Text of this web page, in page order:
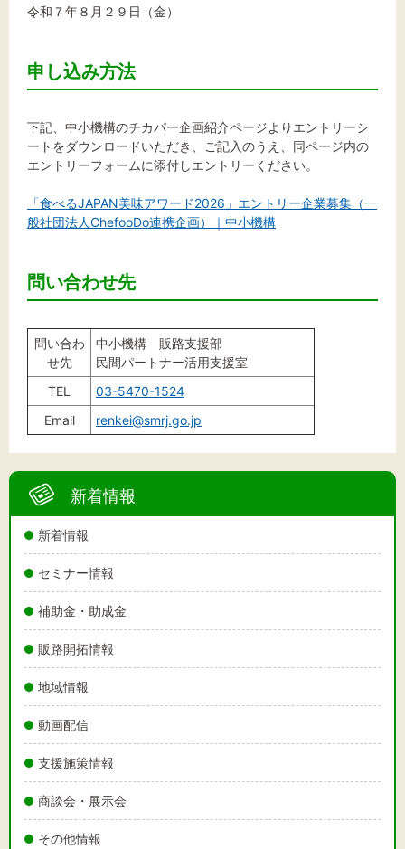
新着情報
新着情報
セミナー情報
補助金・助成金
販路開拓情報
地域情報
動画配信
支援施策情報
商談会・展示会
その他情報
令和７年８月２９日（金）
申し込み方法
下記、中小機構のチカパー企画紹介ページよりエントリーシ
ートをダウンロードいただき、ご記入のうえ、同ページ内の
エントリーフォームに添付しエントリーください。
「食べるJAPAN美味アワード2026」エントリー企業募集（一
般社団法人ChefooDo連携企画）｜中小機構
問い合わせ先
問い合わ
せ先
中小機構 販路支援部
民間パートナー活用支援室
TEL
03-5470-1524
Email
renkei@smrj.go.jp